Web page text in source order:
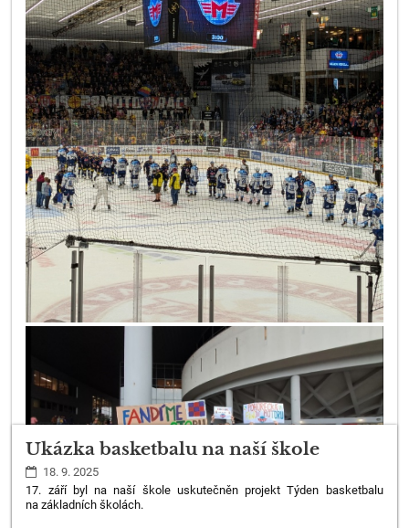
Ukázka basketbalu na naší škole
18. 9. 2025
17. září byl na naší škole uskutečněn projekt Týden basketbalu
na základních školách.